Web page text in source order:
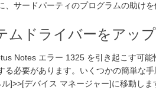
、サードパーティのプログラムの助けを
ムドライバーをアッ
Notes エラー 1325 を引き起こす可
る必要があります。いくつかの簡単な
]>>[デバイス マネージャー]に移動し